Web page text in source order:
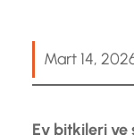
Mart 14,
Ev bitkileri ve